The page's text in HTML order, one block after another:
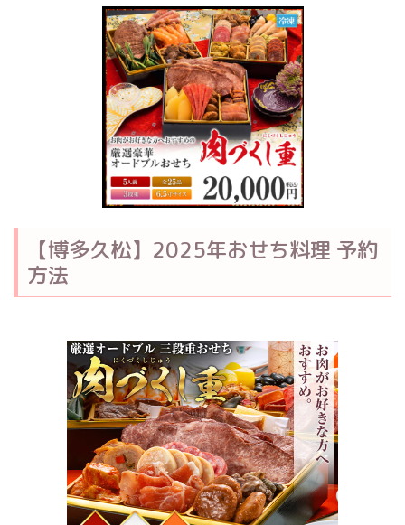
【博多久松】2025年おせち料理 予約
方法